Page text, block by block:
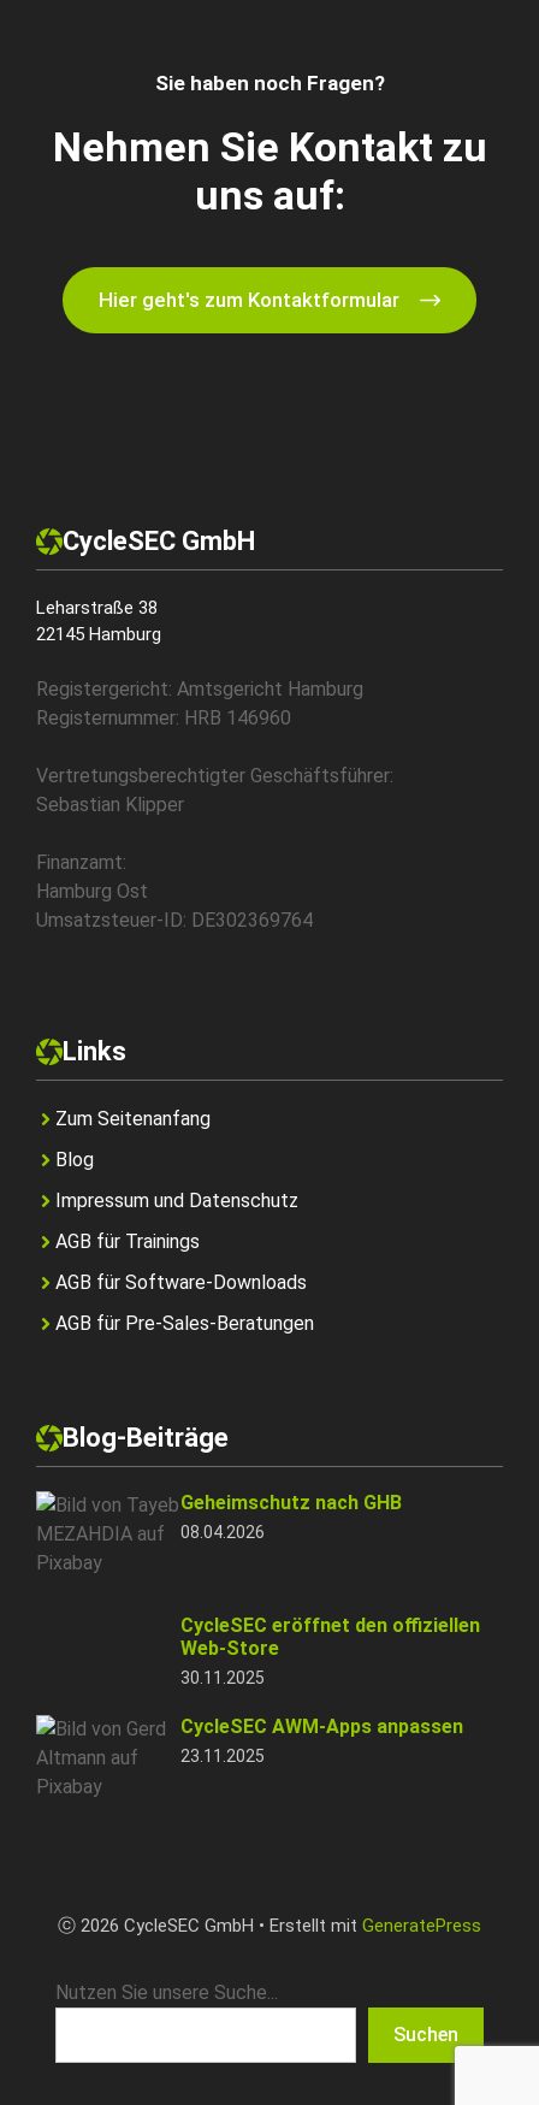
Sie haben noch Fragen?
Nehmen Sie Kontakt zu
uns auf:
Hier geht's zum Kontaktformular
CycleSEC GmbH
Leharstraße 38
22145 Hamburg
Registergericht: Amtsgericht Hamburg
Registernummer: HRB 146960
Vertretungsberechtigter Geschäftsführer:
Sebastian Klipper
Finanzamt:
Hamburg Ost
Umsatzsteuer-ID: DE302369764
Links
Zum Seitenanfang
Blog
Impressum und Datenschutz
AGB für Trainings
AGB für Software-Downloads
AGB für Pre-Sales-Beratungen
Blog-Beiträge
Geheimschutz nach GHB
08.04.2026
CycleSEC eröffnet den offiziellen
Web-Store
30.11.2025
CycleSEC AWM-Apps anpassen
23.11.2025
ⓒ 2026 CycleSEC GmbH • Erstellt mit GeneratePress
Nutzen Sie unsere Suche...
Suchen